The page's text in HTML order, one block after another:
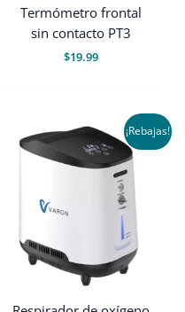
Termómetro frontal
sin contacto PT3
$19.99
¡Rebajas!